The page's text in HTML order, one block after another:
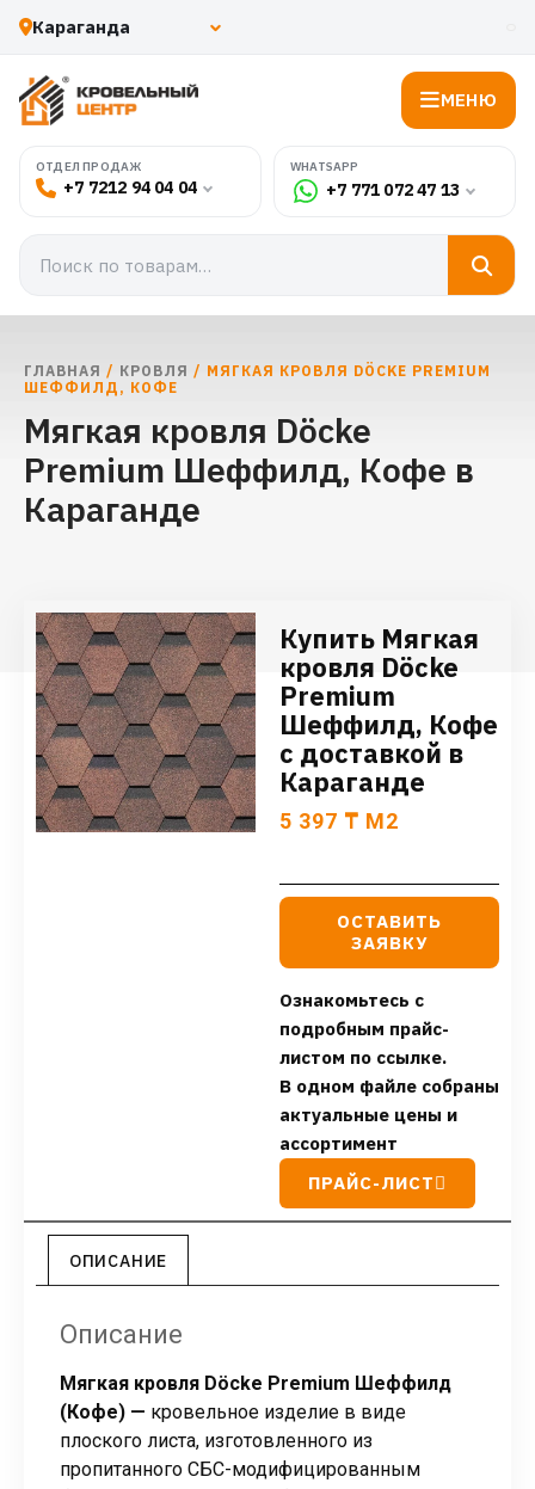
МЕНЮ
ОТДЕЛ ПРОДАЖ
+7 7212 94 04 04
WHATSAPP
+7 771 072 47 13
ГЛАВНАЯ / КРОВЛЯ / МЯГКАЯ КРОВЛЯ DÖCKE PREMIUM
ШЕФФИЛД, КОФЕ
Мягкая кровля Döcke
Premium Шеффилд, Кофе в
Караганде
Купить Мягкая
кровля Döcke
Premium
Шеффилд, Кофе
с доставкой в
Караганде
5 397 ₸ М2
ОСТАВИТЬ
ЗАЯВКУ
Ознакомьтесь с
подробным прайс-
листом по ссылке.
В одном файле собраны
актуальные цены и
ассортимент
ПРАЙС-ЛИСТ
ОПИСАНИЕ
Описание
Мягкая кровля Döcke Premium Шеффилд
(Кофе) — кровельное изделие в виде
плоского листа, изготовленного из
пропитанного СБС-модифицированным